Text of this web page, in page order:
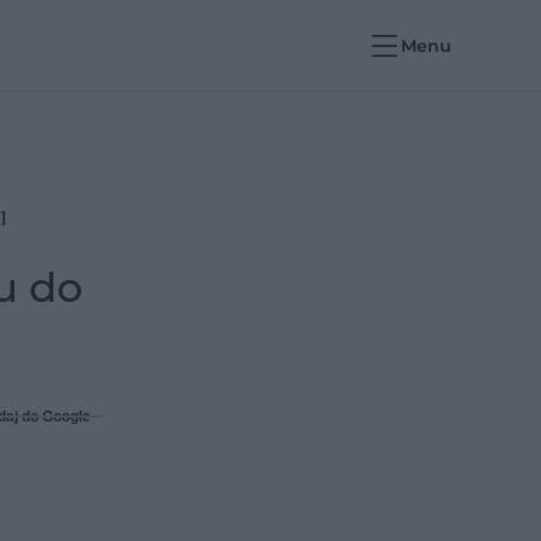
Menu
do
do Google